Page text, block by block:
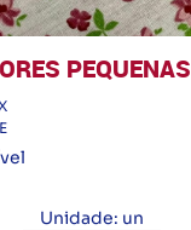
PEQUENAS
Unidade: un